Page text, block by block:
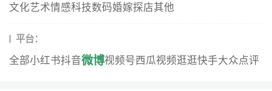
文化艺术情感科技数码婚嫁探店其他
平台：
全部小红书抖音微博视频号西瓜视频逛逛快手大众点评